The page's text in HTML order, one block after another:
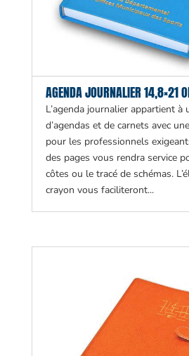
AGENDA JOURNALIER 14,8×21
L’agenda journalier appartient à
d’agendas et de carnets avec
pour les professionnels
des pages vous rendra service
côtes ou le tracé de schémas.
crayon vous faciliteront...